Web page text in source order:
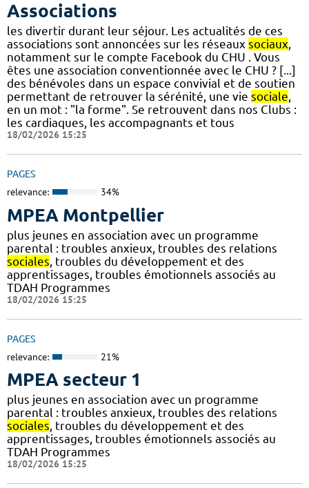
Associations
les divertir durant leur séjour. Les actualités de ces
associations sont annoncées sur les réseaux sociaux,
notamment sur le compte Facebook du CHU . Vous
êtes une association conventionnée avec le CHU ? [...]
des bénévoles dans un espace convivial et de soutien
permettant de retrouver la sérénité, une vie sociale,
en un mot : "la forme". Se retrouvent dans nos Clubs :
les cardiaques, les accompagnants et tous
18/02/2026 15:25
PAGES
relevance: 34%
MPEA Montpellier
plus jeunes en association avec un programme
parental : troubles anxieux, troubles des relations
sociales, troubles du développement et des
apprentissages, troubles émotionnels associés au
TDAH Programmes
18/02/2026 15:25
PAGES
relevance: 21%
MPEA secteur 1
plus jeunes en association avec un programme
parental : troubles anxieux, troubles des relations
sociales, troubles du développement et des
apprentissages, troubles émotionnels associés au
TDAH Programmes
18/02/2026 15:25